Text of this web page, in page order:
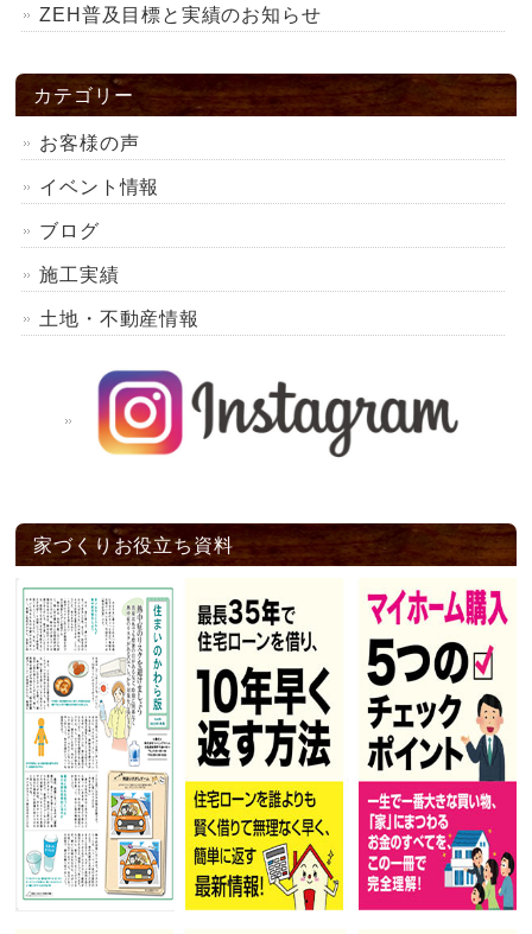
ZEH普及目標と実績のお知らせ
カテゴリー
お客様の声
イベント情報
ブログ
施工実績
土地・不動産情報
家づくりお役立ち資料